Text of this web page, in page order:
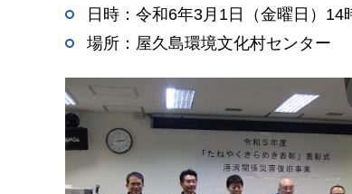
日時：令和6年3月1日（金曜日）14
場所：屋久島環境文化村センター